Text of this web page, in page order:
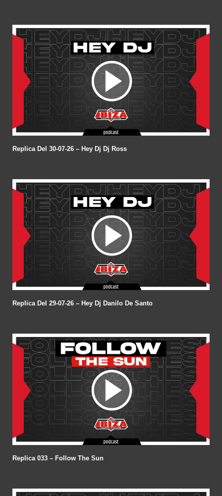
Replica Del 30-07-26 – Hey Dj Dj Ross
Replica Del 29-07-26 – Hey Dj Danilo De Santo
Replica 033 – Follow The Sun